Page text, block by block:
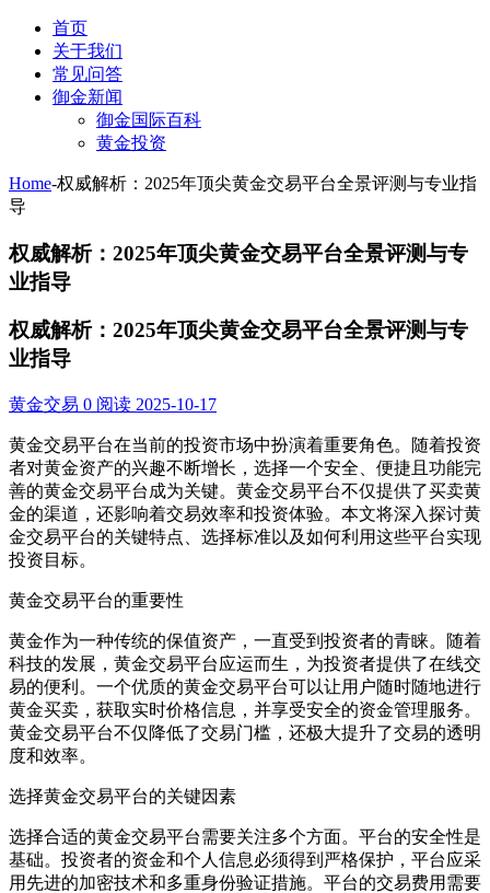
首页
关于我们
常见问答
御金新闻
御金国际百科
黄金投资
Home-权威解析：2025年顶尖黄金交易平台全景评测与专业指
导
权威解析：2025年顶尖黄金交易平台全景评测与专
业指导
权威解析：2025年顶尖黄金交易平台全景评测与专
业指导
黄金交易 0 阅读 2025-10-17
黄金交易平台在当前的投资市场中扮演着重要角色。随着投资
者对黄金资产的兴趣不断增长，选择一个安全、便捷且功能完
善的黄金交易平台成为关键。黄金交易平台不仅提供了买卖黄
金的渠道，还影响着交易效率和投资体验。本文将深入探讨黄
金交易平台的关键特点、选择标准以及如何利用这些平台实现
投资目标。
黄金交易平台的重要性
黄金作为一种传统的保值资产，一直受到投资者的青睐。随着
科技的发展，黄金交易平台应运而生，为投资者提供了在线交
易的便利。一个优质的黄金交易平台可以让用户随时随地进行
黄金买卖，获取实时价格信息，并享受安全的资金管理服务。
黄金交易平台不仅降低了交易门槛，还极大提升了交易的透明
度和效率。
选择黄金交易平台的关键因素
选择合适的黄金交易平台需要关注多个方面。平台的安全性是
基础。投资者的资金和个人信息必须得到严格保护，平台应采
用先进的加密技术和多重身份验证措施。平台的交易费用需要